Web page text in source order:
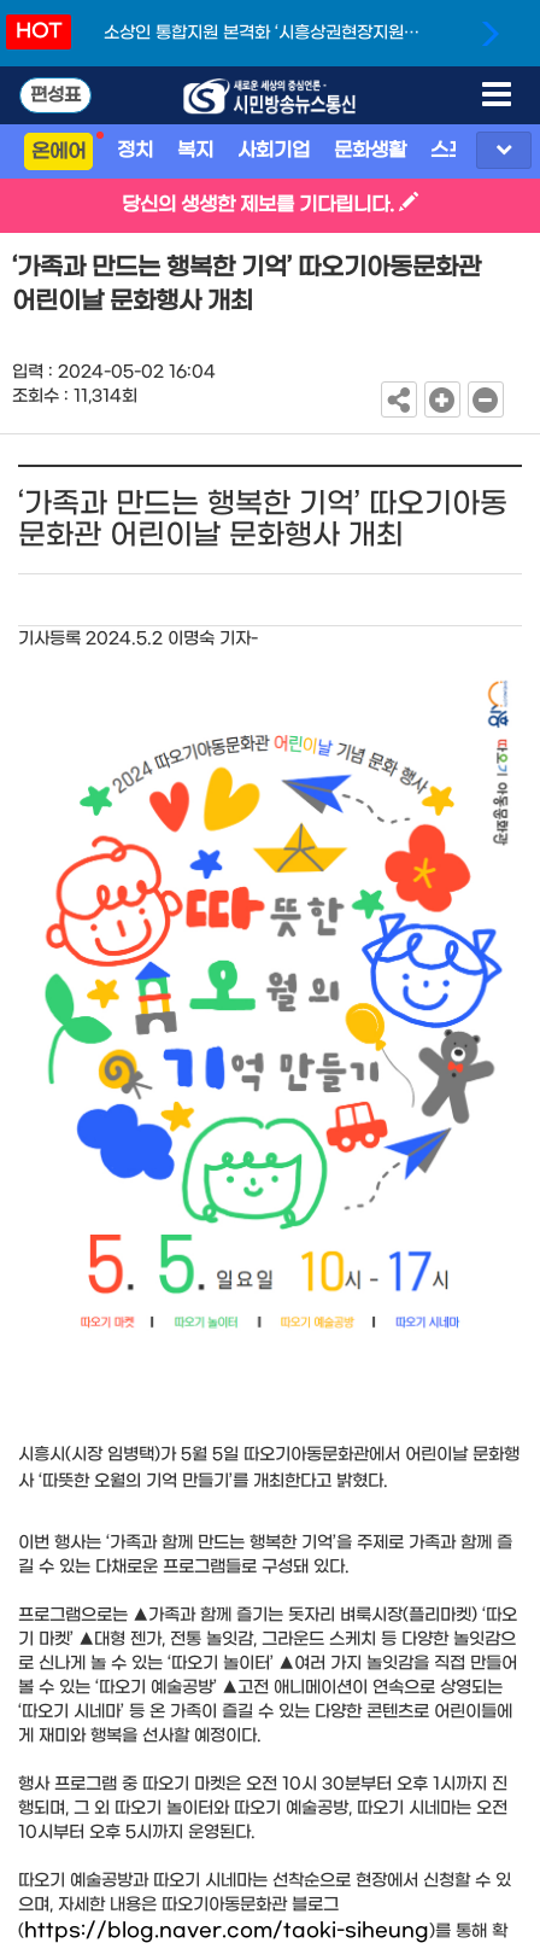
HOT
소상인 통합지원 본격화 ‘시흥상권현장지원단’
편성표
온에어 정치 복지 사회기업 문화생활 스포츠 지
당신의 생생한 제보를 기다립니다.
‘가족과 만드는 행복한 기억’ 따오기아동문화관
어린이날 문화행사 개최
입력 : 2024-05-02 16:04
조회수 : 11,314회
‘가족과 만드는 행복한 기억’ 따오기아동
문화관 어린이날 문화행사 개최
기사등록 2024.5.2 이명숙 기자-
시흥시(시장 임병택)가 5월 5일 따오기아동문화관에서 어린이날 문화행
사 ‘따뜻한 오월의 기억 만들기’를 개최한다고 밝혔다.
이번 행사는 ‘가족과 함께 만드는 행복한 기억’을 주제로 가족과 함께 즐
길 수 있는 다채로운 프로그램들로 구성돼 있다.
프로그램으로는 ▲가족과 함께 즐기는 돗자리 벼룩시장(플리마켓) ‘따오
기 마켓’ ▲대형 젠가, 전통 놀잇감, 그라운드 스케치 등 다양한 놀잇감으
로 신나게 놀 수 있는 ‘따오기 놀이터’ ▲여러 가지 놀잇감을 직접 만들어
볼 수 있는 ‘따오기 예술공방’ ▲고전 애니메이션이 연속으로 상영되는
‘따오기 시네마’ 등 온 가족이 즐길 수 있는 다양한 콘텐츠로 어린이들에
게 재미와 행복을 선사할 예정이다.
행사 프로그램 중 따오기 마켓은 오전 10시 30분부터 오후 1시까지 진
행되며, 그 외 따오기 놀이터와 따오기 예술공방, 따오기 시네마는 오전
10시부터 오후 5시까지 운영된다.
따오기 예술공방과 따오기 시네마는 선착순으로 현장에서 신청할 수 있
으며, 자세한 내용은 따오기아동문화관 블로그
(https://blog.naver.com/taoki-siheung)를 통해 확